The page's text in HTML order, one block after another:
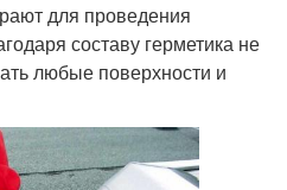
для проведения
составу герметика не
любые поверхности и